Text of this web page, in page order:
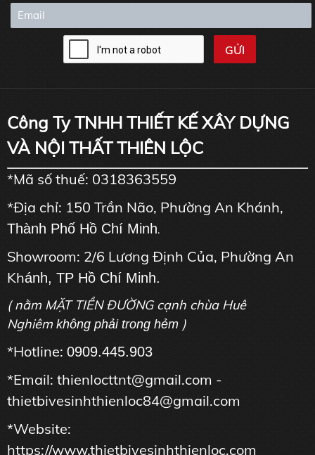
Công Ty TNHH THIẾT KẾ XÂY DỰNG
VÀ NỘI THẤT THIÊN LỘC
*Mã số thuế: 0318363559
*Địa chỉ: 150 Trần Não, Phường An Khánh,
Thành Phố Hồ Chí Minh.
Showroom: 2/6 Lương Định Của, Phường An
Khánh, TP Hồ Chí Minh.
( nằm MẶT TIỀN ĐƯỜNG cạnh chùa Huê
Nghiêm không phải trong hẻm )
*Hotline: 0909.445.903
*Email: thienlocttnt@gmail.com -
thietbivesinhthienloc84@gmail.com
*Website:
https://www.thietbivesinhthienloc.com